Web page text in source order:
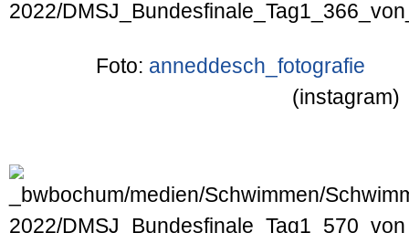
Foto: anneddesch_fotografie
(instagram)